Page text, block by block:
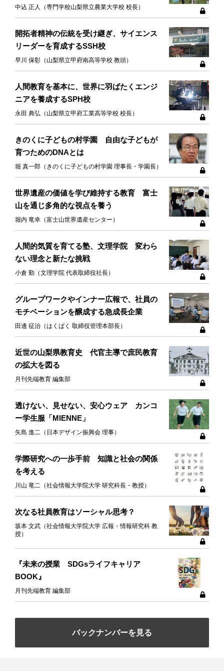
中込 正人（専門学校山梨県立農業大学校 校長）
開拓者精神の伝統を受け継ぎ、サイエンス
リーダーを育成するSSH校
早川 保彰（山梨県立甲府南高等学校 教頭）
人間教育を基本に、世界に羽ばたくエンジ
ニアを養成するSPH校
永田 典弘（山梨県立甲府工業高等学校 校長）
きのくに子どもの村学園 自由な子どもが
育つためのDNAとは
堀 真一郎（きのくに子どもの村学園 理事長・学園長）
世界遺産の価値を学び維持する教育 富士
山を通じ多角的な視点を養う
堀内 竜幸（富士山世界遺産センター）
人間的気質を育てる塾、文理学院 変わら
ない理念と新たな挑戦
小倉 勤（文理学院 代表取締役社長）
グループワークやインナー広報で、社員の
モチベーションを醸成する急成長企業
田邊 征治（はくばく 取締役管理本部長）
近世の山梨県教育史 代官主導で庶民教育
の拡大を図る
月刊先端教育 編集部
透けない、見せない、安心ウェア カンコ
ー学生服「MIENNE」
矢島 進二（日本デザイン振興会 理事）
学際研究への一歩手前 知識と社会の関係
を考える
川山 竜二（社会情報大学院大学 研究科長・教授）
次なる社員教育はソーシャル思考？
坂本 文武（社会情報大学院大学 広報・情報研究科 教
授）
『未来の授業 SDGsライフキャリア
BOOK』
月刊先端教育 編集部
バックナンバーを見る